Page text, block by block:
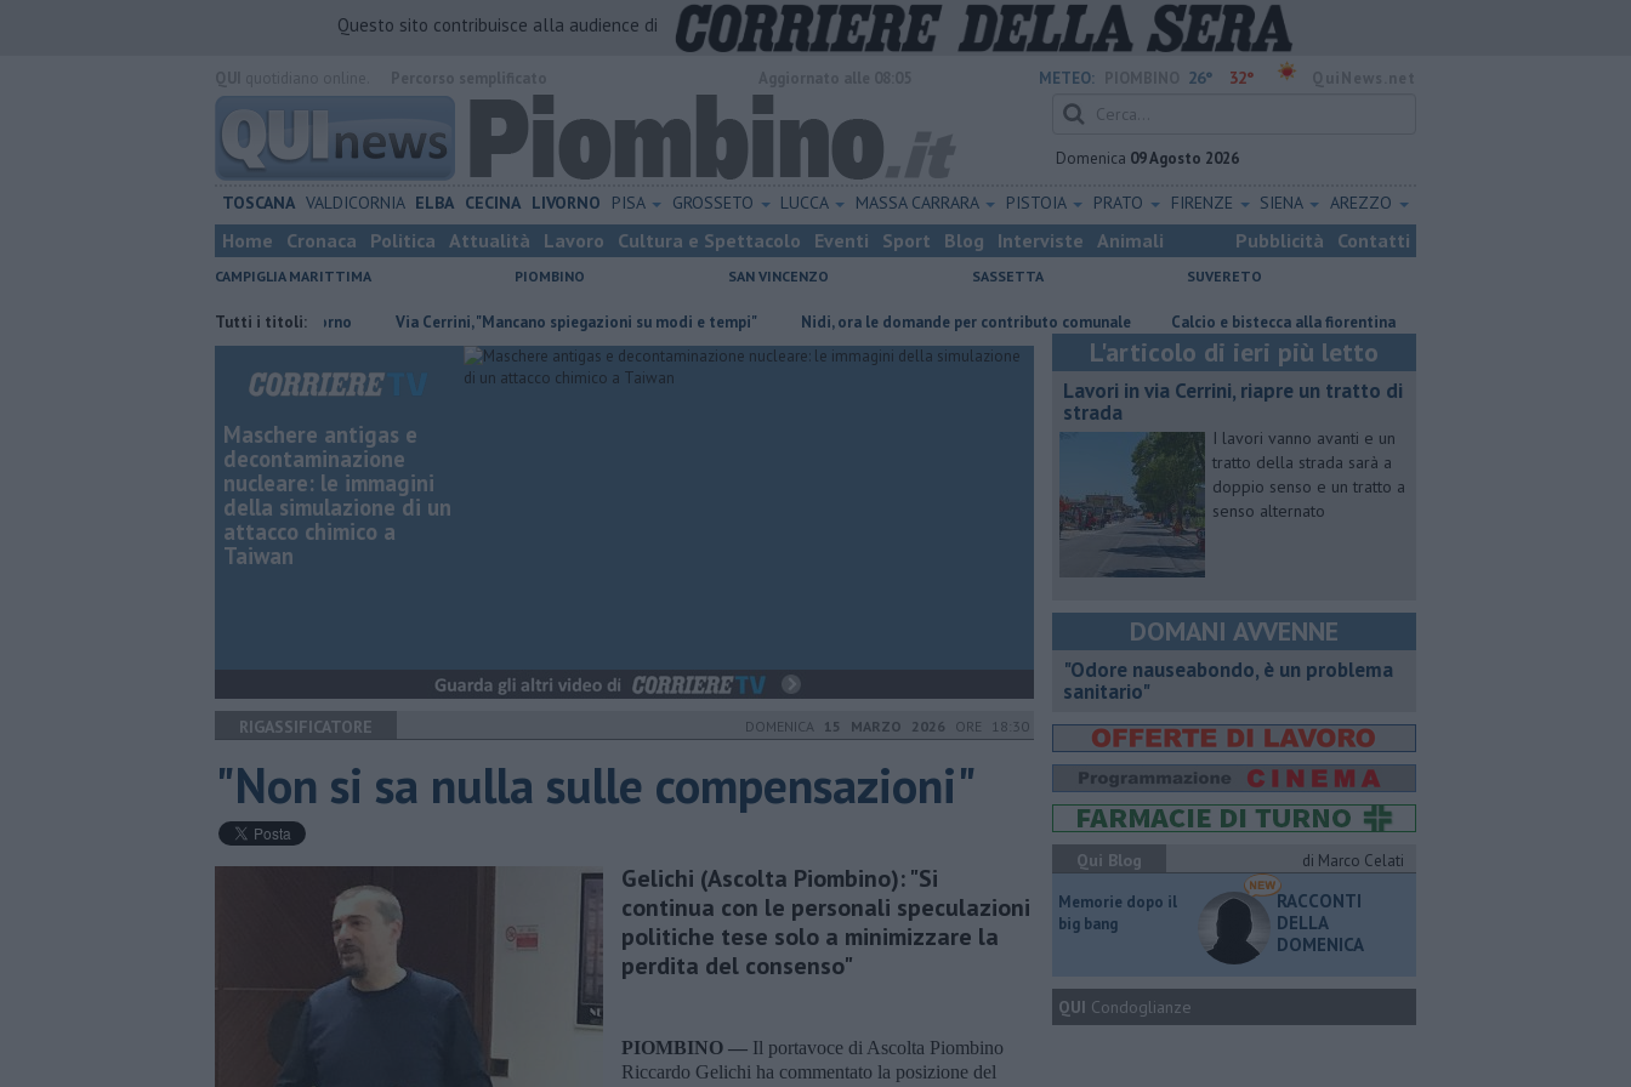
Questo sito contribuisce alla audience di
METEO: 26° 32°
Domenica 09 Agosto 2026
TOSCANA VALDICORNIA ELBA CECINA LIVORNO PISA GROSSETO LUCCA MASSA CARRARA PISTOIA PRATO FIRENZE SIENA AREZZO
Home Cronaca Politica Attualità Lavoro Cultura e Spettacolo Eventi Sport Blog Interviste Animali Pubblicità Contatti
CAMPIGLIA MARITTIMA PIOMBINO SAN VINCENZO SASSETTA SUVERETO
Tutti i titoli:
offerte di lavoro in provincia di Livorno Via Cerrini, "Mancano spiegazioni su modi e tempi" Nidi, ora le domande per contributo comunale Calcio e bistecca alla fiorentina ​Tutte le offerte di lavoro in
Maschere antigas e
decontaminazione
nucleare: le immagini
della simulazione di un
attacco chimico a
Taiwan
RIGASSIFICATORE DOMENICA 15 MARZO 2026 ORE 18:30
"Non si sa nulla sulle compensazioni"
Gelichi (Ascolta Piombino): "Si
continua con le personali speculazioni
politiche tese solo a minimizzare la
perdita del consenso"
PIOMBINO — Il portavoce di Ascolta Piombino
Riccardo Gelichi ha commentato la posizione del
L'articolo di ieri più letto
Lavori in via Cerrini, riapre un tratto di
strada
I lavori vanno avanti e un
tratto della strada sarà a
doppio senso e un tratto a
senso alternato
DOMANI AVVENNE
"Odore nauseabondo, è un problema
sanitario"
Qui Blog
di Marco Celati
Memorie dopo il
big bang
RACCONTI
DELLA
DOMENICA
QUI Condoglianze